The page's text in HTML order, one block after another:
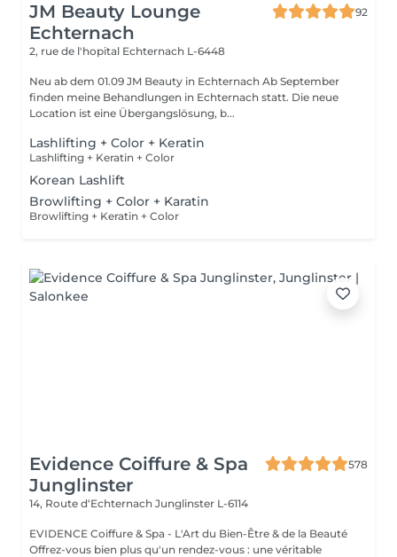
JM Beauty Lounge
Echternach
92
2, rue de l'hopital Echternach L-6448
Neu ab dem 01.09 JM Beauty in Echternach Ab September
finden meine Behandlungen in Echternach statt. Die neue
Location ist eine Übergangslösung, b...
Lashlifting + Color + Keratin
Lashlifting + Keratin + Color
Korean Lashlift
Browlifting + Color + Karatin
Browlifting + Keratin + Color
Evidence Coiffure & Spa
Junglinster
578
14, Route d‘Echternach Junglinster L-6114
EVIDENCE Coiffure & Spa - L'Art du Bien-Être & de la Beauté
Offrez-vous bien plus qu'un rendez-vous : une véritable